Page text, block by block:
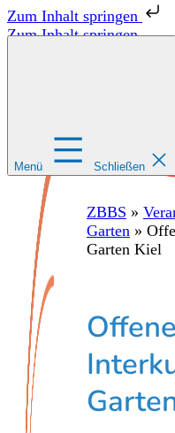
Zum Inhalt springen
Zum Inhalt springen
Zentrale
und
für
Menü Schließen
ZBBS »
Garten »
Garten Kiel